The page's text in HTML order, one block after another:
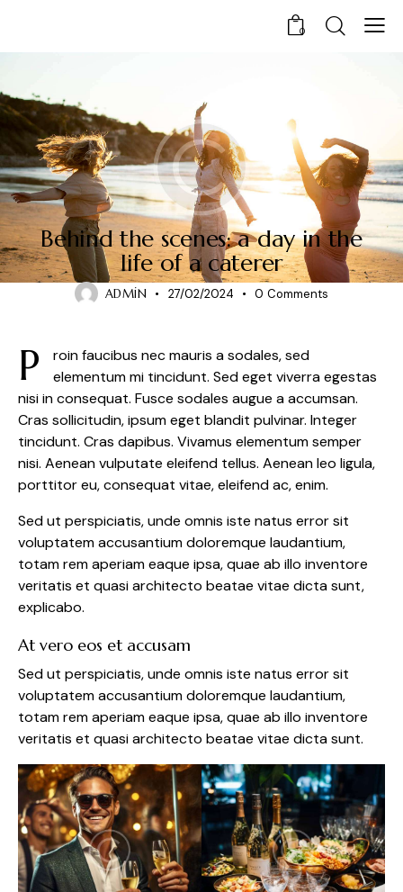
0
STORIES
Behind the scenes: a day in the
life of a caterer
ADMIN 27/02/2024 0 Comments
P
roin faucibus nec mauris a sodales, sed
elementum mi tincidunt. Sed eget viverra egestas
nisi in consequat. Fusce sodales augue a accumsan.
Cras sollicitudin, ipsum eget blandit pulvinar. Integer
tincidunt. Cras dapibus. Vivamus elementum semper
nisi. Aenean vulputate eleifend tellus. Aenean leo ligula,
porttitor eu, consequat vitae, eleifend ac, enim.
Sed ut perspiciatis, unde omnis iste natus error sit
voluptatem accusantium doloremque laudantium,
totam rem aperiam eaque ipsa, quae ab illo inventore
veritatis et quasi architecto beatae vitae dicta sunt,
explicabo.
At vero eos et accusam
Sed ut perspiciatis, unde omnis iste natus error sit
voluptatem accusantium doloremque laudantium,
totam rem aperiam eaque ipsa, quae ab illo inventore
veritatis et quasi architecto beatae vitae dicta sunt.